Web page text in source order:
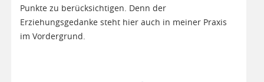
Punkte zu berücksichtigen. Denn der
Erziehungsgedanke steht hier auch in meiner Praxis
im Vordergrund.